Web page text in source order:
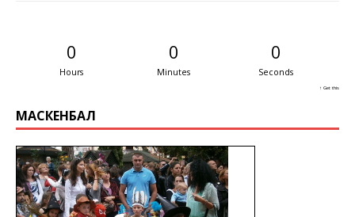
0
Hours
0
Minutes
0
Seconds
↑ Get this
МАСКЕНБАЛ